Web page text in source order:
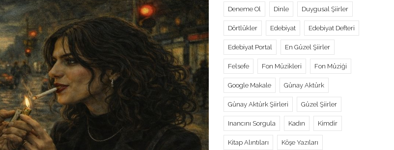
Deneme Ol Dinle Duygusal Şiirler
Dörtlükler Edebiyat Edebiyat Defteri
Edebiyat Portal En Güzel Şiirler
Felsefe Fon Müzikleri Fon Müziği
Google Makale Günay Aktürk
Günay Aktürk Şiirleri Güzel Şiirler
Inancını Sorgula Kadın Kimdir
Kitap Alıntıları Köşe Yazıları